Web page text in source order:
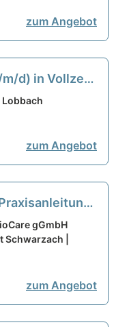
zum Angebot
d) in Vollzeit
- Hier
Lobbach
zum Angebot
uns startet
gGmbH
|
zum Angebot